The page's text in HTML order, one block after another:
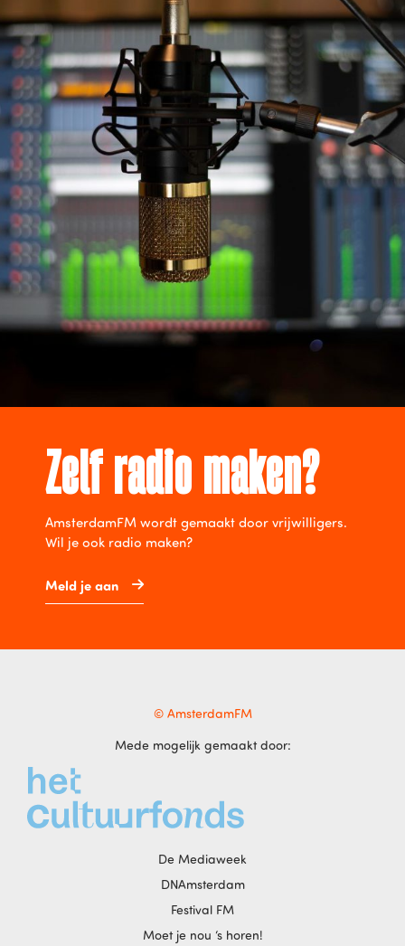
Zelf radio maken?
AmsterdamFM wordt gemaakt door vrijwilligers.
Wil je ook radio maken?
Meld je aan
© AmsterdamFM
Mede mogelijk gemaakt door:
De Mediaweek
DNAmsterdam
Festival FM
Moet je nou ‘s horen!